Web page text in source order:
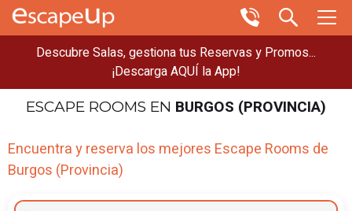
Descubre Salas, gestiona tus Reservas y Promos...
¡Descarga AQUÍ la App!
ESCAPE ROOMS EN BURGOS (PROVINCIA)
Encuentra y reserva los mejores Escape Rooms de
Burgos (Provincia)